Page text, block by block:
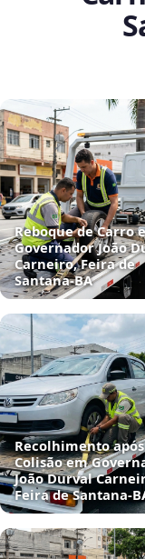
Reboque de Carro
Governador João
Carneiro, Feira de
Santana‑BA
Recolhimento após
Colisão em
João Durval
Feira de